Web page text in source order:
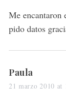
s
:
Me encantaron
pido datos
s
a
Paula
21 marzo 2010 at